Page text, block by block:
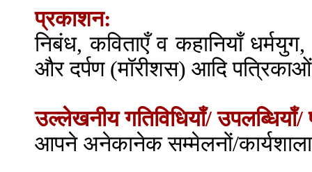
प्रकाशन:
निबंध, कविताएँ व कहानियाँ
और दर्पण (मॉरीशस) आदि
उल्लेखनीय गतिविधियाँ/ उपलब्धियाँ/
आपने अनेकानेक सम्मेलनों/